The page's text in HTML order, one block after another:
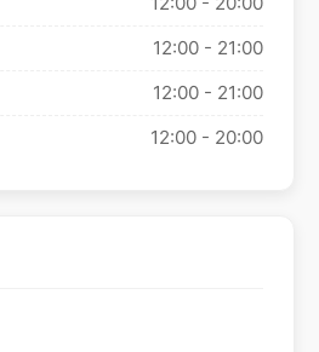
12:00 - 21:00
12:00 - 21:00
12:00 - 20:00